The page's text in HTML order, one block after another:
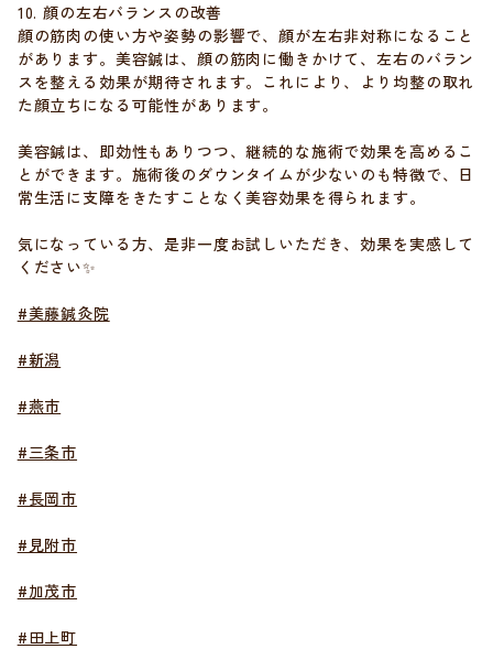
10. 顔の左右バランスの改善
顔の筋肉の使い方や姿勢の影響で、顔が左右非対称になること
があります。美容鍼は、顔の筋肉に働きかけて、左右のバラン
スを整える効果が期待されます。これにより、より均整の取れ
た顔立ちになる可能性があります。
美容鍼は、即効性もありつつ、継続的な施術で効果を高めるこ
とができます。施術後のダウンタイムが少ないのも特徴で、日
常生活に支障をきたすことなく美容効果を得られます。
気になっている方、是非一度お試しいただき、効果を実感して
ください✨
#美藤鍼灸院
#新潟
#燕市
#三条市
#長岡市
#見附市
#加茂市
#田上町